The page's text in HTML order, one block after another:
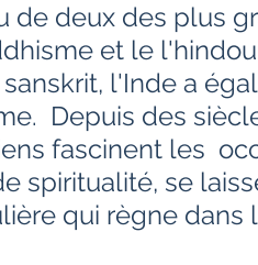
de deux des plus
et le
l'Inde a
Depuis des
fascinent les
spiritualité, se
qui règne dans